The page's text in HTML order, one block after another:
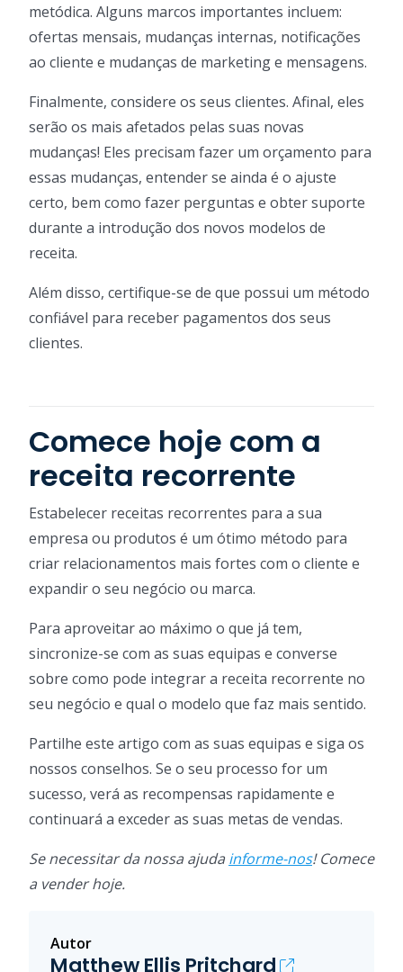
metódica. Alguns marcos importantes incluem:
ofertas mensais, mudanças internas, notificações
ao cliente e mudanças de marketing e mensagens.
Finalmente, considere os seus clientes. Afinal, eles
serão os mais afetados pelas suas novas
mudanças! Eles precisam fazer um orçamento para
essas mudanças, entender se ainda é o ajuste
certo, bem como fazer perguntas e obter suporte
durante a introdução dos novos modelos de
receita.
Além disso, certifique-se de que possui um método
confiável para receber pagamentos dos seus
clientes.
Comece hoje com a
receita recorrente
Estabelecer receitas recorrentes para a sua
empresa ou produtos é um ótimo método para
criar relacionamentos mais fortes com o cliente e
expandir o seu negócio ou marca.
Para aproveitar ao máximo o que já tem,
sincronize-se com as suas equipas e converse
sobre como pode integrar a receita recorrente no
seu negócio e qual o modelo que faz mais sentido.
Partilhe este artigo com as suas equipas e siga os
nossos conselhos. Se o seu processo for um
sucesso, verá as recompensas rapidamente e
continuará a exceder as suas metas de vendas.
Se necessitar da nossa ajuda informe-nos! Comece
a vender hoje.
Autor
Matthew Ellis Pritchard